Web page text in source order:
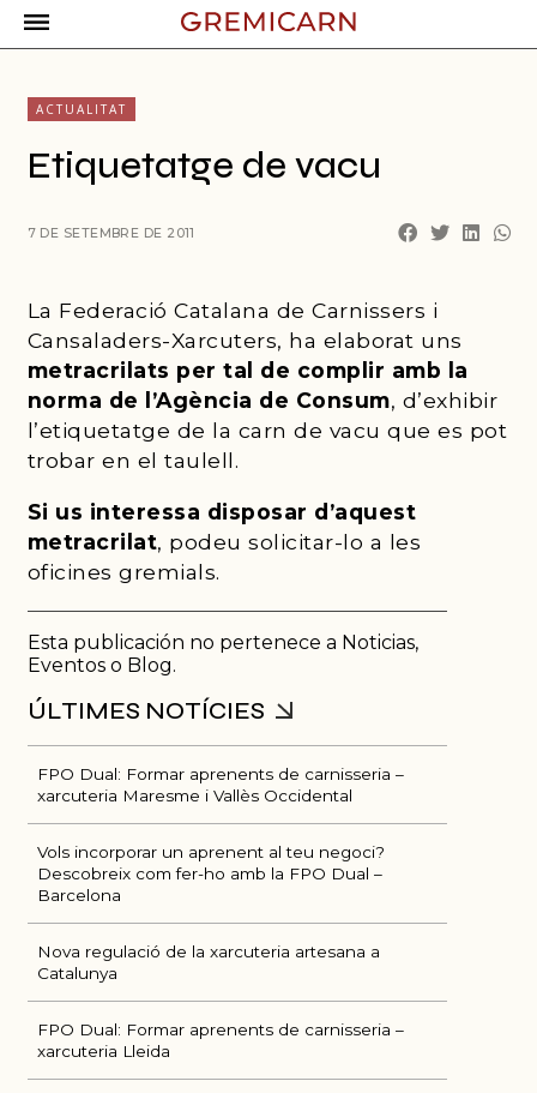
ACTUALITAT
Etiquetatge de vacu
La Federació Catalana de Carnissers i
Cansaladers-Xarcuters, ha elaborat uns
metracrilats per tal de complir amb la
norma de l’Agència de Consum, d’exhibir
l’etiquetatge de la carn de vacu que es pot
trobar en el taulell.
Si us interessa disposar d’aquest
metracrilat, podeu solicitar-lo a les
oficines gremials.
Esta publicación no pertenece a Noticias,
Eventos o Blog.
ÚLTIMES NOTÍCIES
FPO Dual: Formar aprenents de carnisseria –
xarcuteria Maresme i Vallès Occidental
Vols incorporar un aprenent al teu negoci?
Descobreix com fer-ho amb la FPO Dual –
Barcelona
Nova regulació de la xarcuteria artesana a
Catalunya
FPO Dual: Formar aprenents de carnisseria –
xarcuteria Lleida